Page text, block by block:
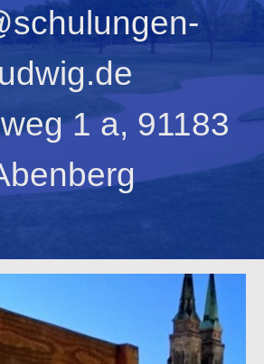
ludwig.de
1 a, 91183